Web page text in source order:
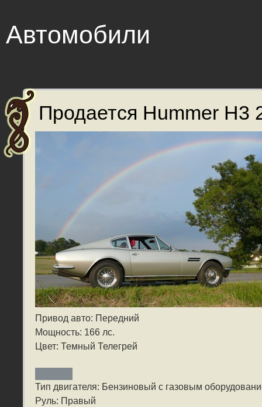
Автомобили
Продается Hummer H3
Привод авто: Передний
Мощность: 166 лс.
Цвет: Темный Телегрей
Тип двигателя: Бензиновый с газовым
Руль: Правый